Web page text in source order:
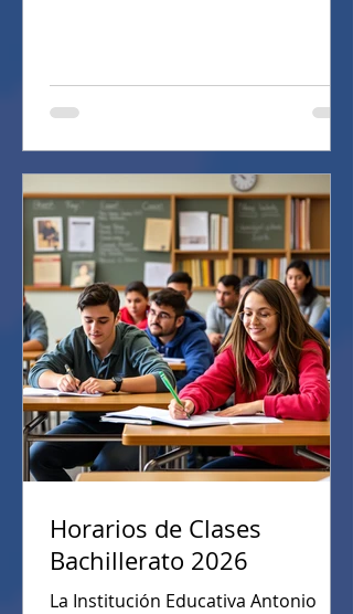
representante de los estudiantes y
los voceros de grupo. Publicación:
de voceros, proyectos, candidatos.
Agenda. Publicación: 22 de enero de
2026 Citación a jurados estudiantiles
Formato. Publicación: 18 de febrero
Horarios de Clases
Bachillerato 2026
La Institución Educativa Antonio